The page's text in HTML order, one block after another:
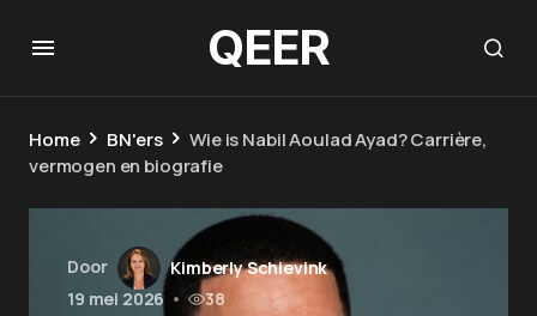
QEER
Home BN'ers
Wie is Nabil Aoulad Ayad? Carrière,
vermogen en biografie
Door
Kimberly Schievink
19 mei 2026 • 38